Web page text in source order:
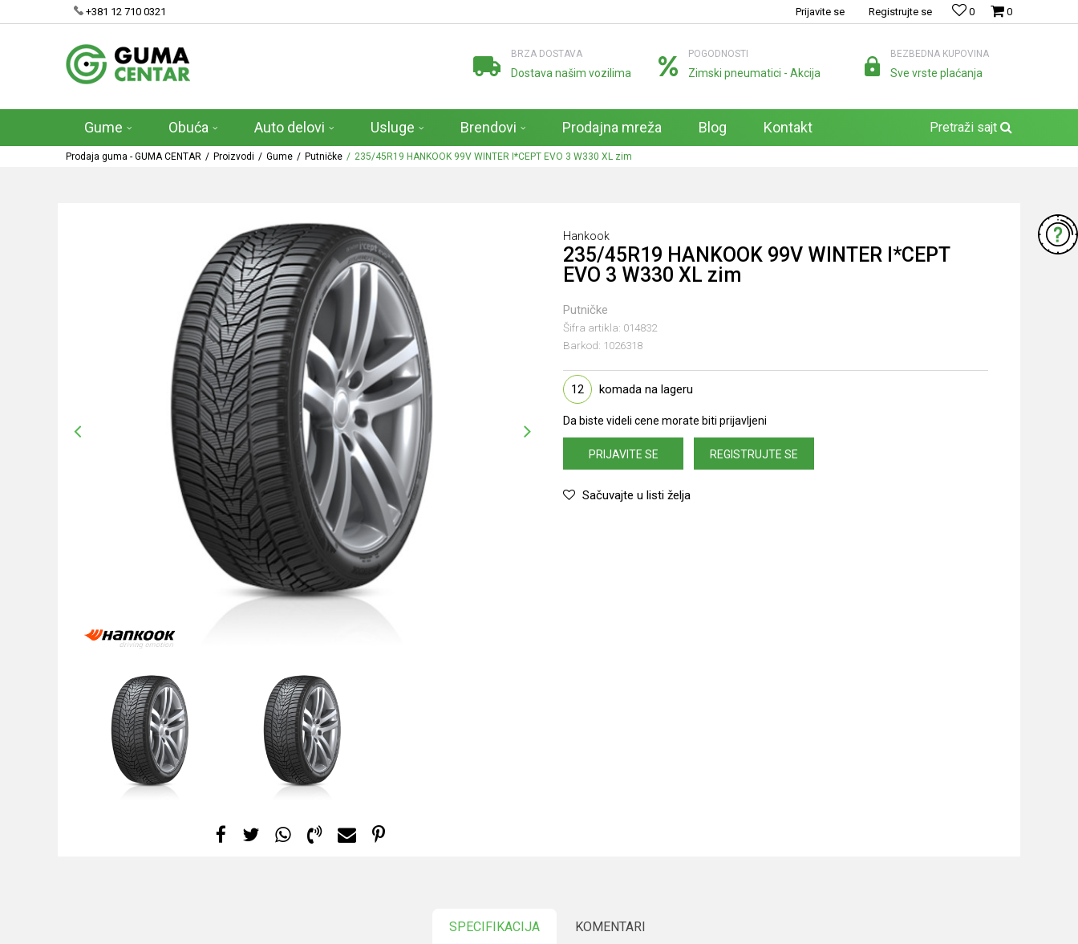
+381 12 710 0321 0
0
Prijavite se Registrujte se
BRZA DOSTAVA
Dostava našim vozilima
POGODNOSTI
Zimski pneumatici - Akcija
BEZBEDNA KUPOVINA
Sve vrste plaćanja
Gume Obuća Auto delovi Usluge Brendovi Prodajna mreža Blog Kontakt Pretraži sajt
Prodaja guma - GUMA CENTAR Proizvodi Gume Putničke 235/45R19 HANKOOK 99V WINTER I*CEPT EVO 3 W330 XL zim
Hankook
235/45R19 HANKOOK 99V WINTER I*CEPT
EVO 3 W330 XL zim
Putničke
Šifra artikla: 014832
Barkod: 1026318
12 komada na lageru
Da biste videli cene morate biti prijavljeni
PRIJAVITE SE REGISTRUJTE SE
Sačuvajte u listi želja
SPECIFIKACIJA KOMENTARI